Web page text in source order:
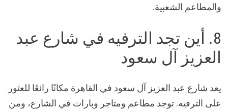
والمطاعم الشعبية.
8. أين تجد الترفيه في شارع عبد
العزيز آل سعود
يعد شارع عبد العزيز آل سعود في القاهرة مكانًا رائعًا للعثور
على الترفيه. توجد مطاعم ومتاجر وبارات في الشارع، ومن